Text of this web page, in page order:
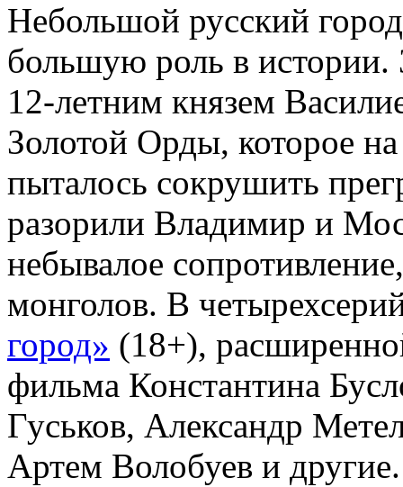
Небольшой русский
большую роль в истории.
12-летним князем
Золотой Орды, которое
пыталось сокрушить
разорили Владимир и
небывалое
монголов. В
город» (18+),
фильма Константина
Гуськов, Александр
Артем Волобуев и другие.